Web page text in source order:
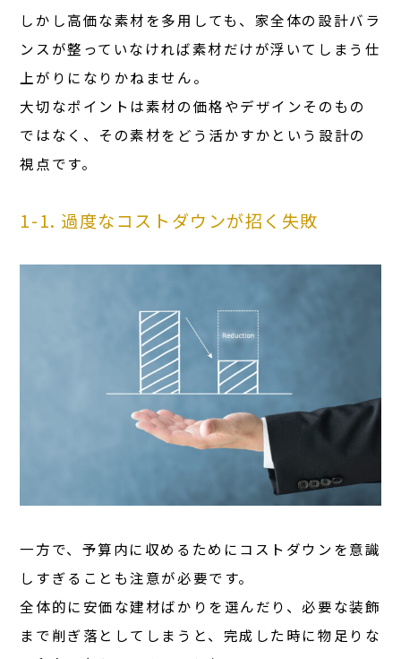
しかし高価な素材を多用しても、家全体の設計バラ
ンスが整っていなければ素材だけが浮いてしまう仕
上がりになりかねません。
大切なポイントは素材の価格やデザインそのもの
ではなく、その素材をどう活かすかという設計の
視点です。
1-1. 過度なコストダウンが招く失敗
一方で、予算内に収めるためにコストダウンを意識
しすぎることも注意が必要です。
全体的に安価な建材ばかりを選んだり、必要な装飾
まで削ぎ落としてしまうと、完成した時に物足りな